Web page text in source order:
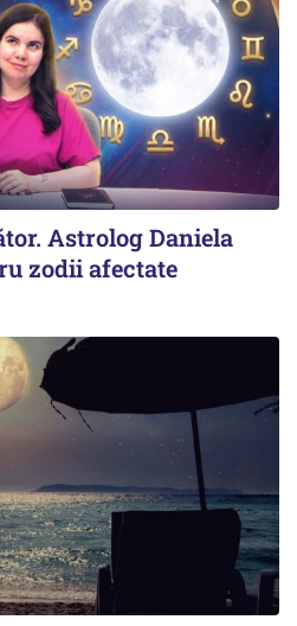
Astrolog Daniela
zodii afectate